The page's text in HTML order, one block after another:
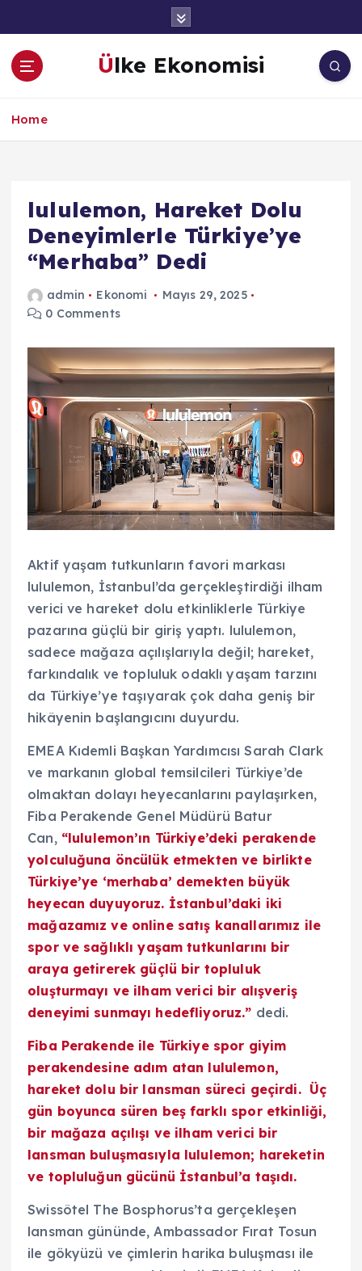
a
Ülke Ekonomisi
Home
lululemon, Hareket Dolu
Deneyimlerle Türkiye’ye
“Merhaba” Dedi
admin Ekonomi
Mayıs 29, 2025
0 Comments
Aktif yaşam tutkunların favori markası
lululemon, İstanbul’da gerçekleştirdiği ilham
verici ve hareket dolu etkinliklerle Türkiye
pazarına güçlü bir giriş yaptı. lululemon,
sadece mağaza açılışlarıyla değil; hareket,
farkındalık ve topluluk odaklı yaşam tarzını
da Türkiye’ye taşıyarak çok daha geniş bir
hikâyenin başlangıcını duyurdu.
EMEA Kıdemli Başkan Yardımcısı Sarah Clark
ve markanın global temsilcileri Türkiye’de
olmaktan dolayı heyecanlarını paylaşırken,
Fiba Perakende Genel Müdürü Batur
Can, “lululemon’ın Türkiye’deki perakende
yolculuğuna öncülük etmekten ve birlikte
Türkiye’ye ‘merhaba’ demekten büyük
heyecan duyuyoruz. İstanbul’daki iki
mağazamız ve online satış kanallarımız ile
spor ve sağlıklı yaşam tutkunlarını bir
araya getirerek güçlü bir topluluk
oluşturmayı ve ilham verici bir alışveriş
deneyimi sunmayı hedefliyoruz.” dedi.
Fiba Perakende ile Türkiye spor giyim
perakendesine adım atan lululemon,
hareket dolu bir lansman süreci geçirdi. Üç
gün boyunca süren beş farklı spor etkinliği,
bir mağaza açılışı ve ilham verici bir
lansman buluşmasıyla lululemon; hareketin
ve topluluğun gücünü İstanbul’a taşıdı.
Swissôtel The Bosphorus’ta gerçekleşen
lansman gününde, Ambassador Fırat Tosun
ile gökyüzü ve çimlerin harika buluşması ile